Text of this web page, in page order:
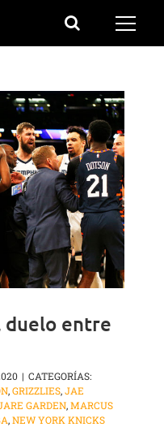
duelo entre
| CATEGORÍAS:
,GRIZZLIES,JAE
GARDEN,MARCUS
,NEW YORK KNICKS